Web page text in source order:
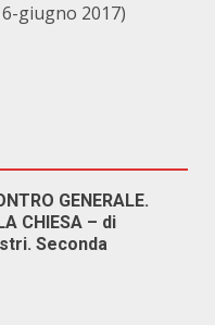
giugno 2017)
GENERALE.
CHIESA – di
Seconda